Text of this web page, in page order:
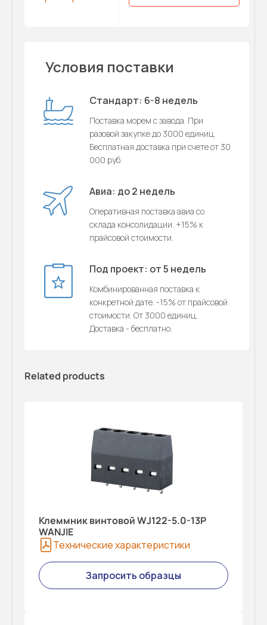
Условия поставки
Стандарт: 6-8 недель
Поставка морем с завода. При
разовой закупке до 3000 единиц.
Бесплатная доставка при счете от 30
000 руб.
Авиа: до 2 недель
Оперативная поставка авиа со
склада консолидации. +15% к
прайсовой стоимости.
Под проект: от 5 недель
Комбинированная поставка к
конкретной дате. -15% от прайсовой
стоимости. От 3000 единиц.
Доставка - бесплатно.
Related products
Клеммник винтовой WJ122-5.0-13P
WANJIE
Технические характеристики
Запросить образцы